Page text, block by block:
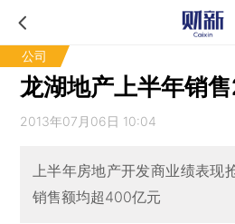
公司
龙湖地产上半年销
2013年07月06日 10:04
上半年房地产开发商业绩表现
销售额均超400亿元